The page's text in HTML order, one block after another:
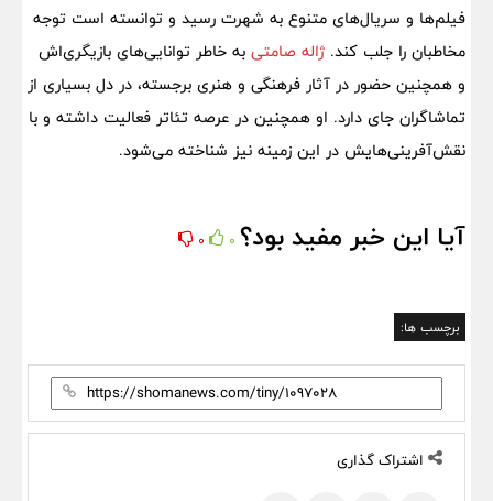
فیلم‌ها و سریال‌های متنوع به شهرت رسید و توانسته است توجه
مخاطبان را جلب کند. ژاله صامتی به خاطر توانایی‌های بازیگری‌اش
و همچنین حضور در آثار فرهنگی و هنری برجسته، در دل بسیاری از
تماشاگران جای دارد. او همچنین در عرصه تئاتر فعالیت داشته و با
نقش‌آفرینی‌هایش در این زمینه نیز شناخته می‌شود.
آیا این خبر مفید بود؟ 0
0
برچسب ها:
اشتراک گذاری